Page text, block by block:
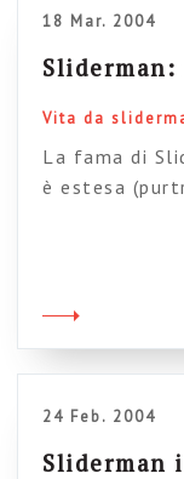
18 Mar. 2004
Vita da
La fama di
è estesa
opera,
24 Feb. 2004
Sliderman